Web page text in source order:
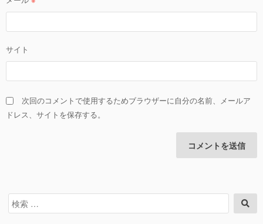
サイト
次回のコメントで使用するためブラウザーに自分の名前、メールア
ドレス、サイトを保存する。
検
索
索